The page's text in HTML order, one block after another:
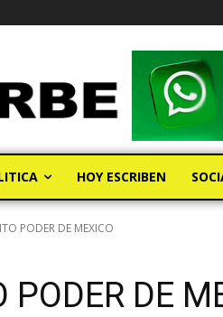
HOY ESCRIBEN
PODER DE MEXICO
PODER DE